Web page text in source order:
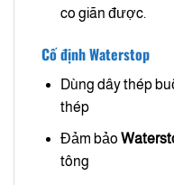
co giãn được.
Cố định Waterstop
Dùng dây thép
thép
Đảm bảo
tông